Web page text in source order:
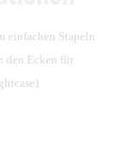
einfachen Stapeln
den Ecken für